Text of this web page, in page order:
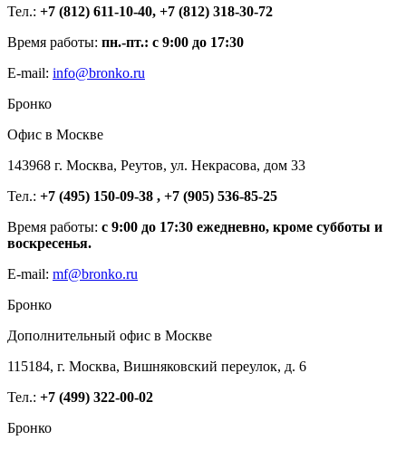
Тел.: +7 (812) 611-10-40, +7 (812) 318-30-72
Время работы: пн.-пт.: с 9:00 до 17:30
E-mail: info@bronko.ru
Бронко
Офис в Москве
143968 г. Москва, Реутов, ул. Некрасова, дом 33
Тел.: +7 (495) 150-09-38 , +7 (905) 536-85-25
Время работы: с 9:00 до 17:30 ежедневно, кроме субботы и
воскресенья.
E-mail: mf@bronko.ru
Бронко
Дополнительный офис в Москве
115184, г. Москва, Вишняковский переулок, д. 6
Тел.: +7 (499) 322-00-02
Бронко